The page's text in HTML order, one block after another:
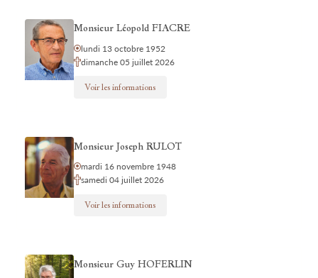
Monsieur Léopold FIACRE
lundi 13 octobre 1952
dimanche 05 juillet 2026
Voir les informations
Monsieur Joseph RULOT
mardi 16 novembre 1948
samedi 04 juillet 2026
Voir les informations
Monsieur Guy HOFERLIN